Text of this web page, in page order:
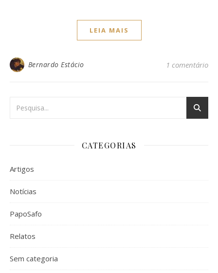
LEIA MAIS
Bernardo Estácio 1 comentário
CATEGORIAS
Artigos
Notícias
PapoSafo
Relatos
Sem categoria